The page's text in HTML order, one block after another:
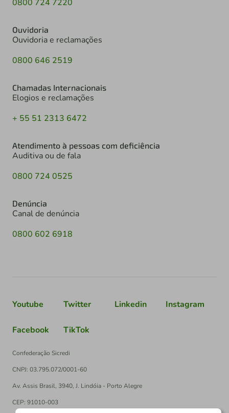
0800 724 7220
Ouvidoria
Ouvidoria e reclamações
0800 646 2519
Chamadas Internacionais
Elogios e reclamações
+ 55 51 2313 6472
Atendimento à pessoas com deficiência
Auditiva ou de fala
0800 724 0525
Denúncia
Canal de denúncia
0800 602 6918
Youtube Twitter Linkedin Instagram
Facebook TikTok
Confederação Sicredi
CNPJ: 03.795.072/0001-60
Av. Assis Brasil, 3940, J. Lindóia - Porto Alegre
CEP: 91010-003